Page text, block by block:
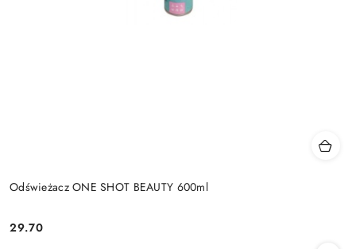
Odświeżacz ONE SHOT BEAUTY 600ml
Cena:
29.70